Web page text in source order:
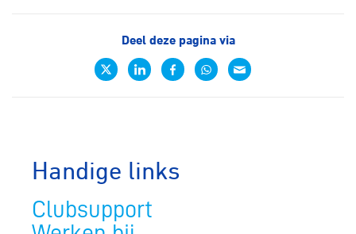
Deel deze pagina via
Handige links
Clubsupport